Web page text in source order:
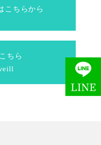
ちら
こちらから